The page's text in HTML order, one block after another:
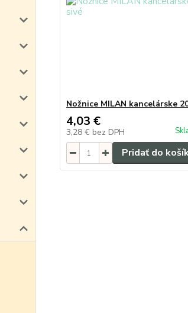
Nožnice MILAN kancelárske
4,03 €
3,28 € bez DPH
Pridať do